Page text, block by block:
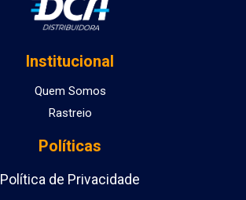
Institucional
Quem Somos
Rastreio
Políticas
Política de Privacidade